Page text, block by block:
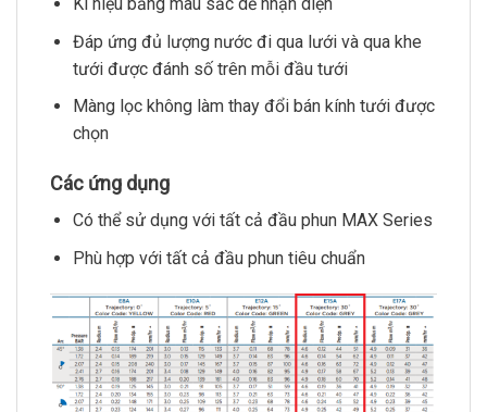
Đáp ứng đủ lượng nước đi qua lưới và qua khe
tưới được đánh số trên mỗi đầu tưới
Màng lọc không làm thay đổi bán kính tưới được
chọn
Các ứng dụng
Có thể sử dụng với tất cả đầu phun MAX Series
Phù hợp với tất cả đầu phun tiêu chuẩn